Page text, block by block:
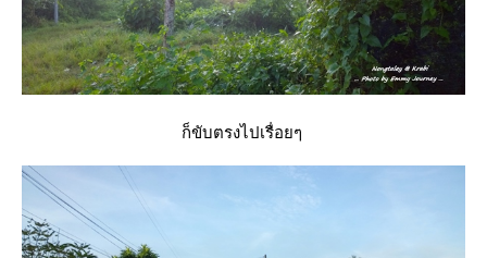
ก็ขับตรงไปเรื่อยๆ